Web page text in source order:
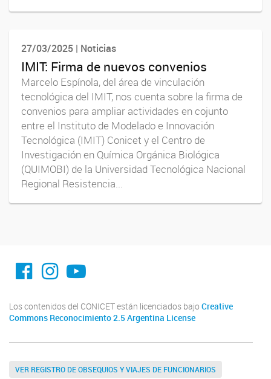
27/03/2025 | Noticias
IMIT: Firma de nuevos convenios
Marcelo Espínola, del área de vinculación
tecnológica del IMIT, nos cuenta sobre la firma de
convenios para ampliar actividades en cojunto
entre el Instituto de Modelado e Innovación
Tecnológica (IMIT) Conicet y el Centro de
Investigación en Química Orgánica Biológica
(QUIMOBI) de la Universidad Tecnológica Nacional
Regional Resistencia...
facebook imit.conicet
imit.conicet
Youtube
Los contenidos del CONICET están licenciados bajo Creative
Commons Reconocimiento 2.5 Argentina License
VER REGISTRO DE OBSEQUIOS Y VIAJES DE FUNCIONARIOS